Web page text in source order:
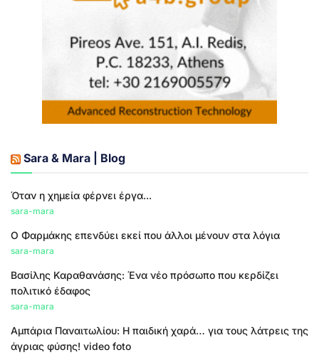
Sara & Mara | Blog
Όταν η χημεία φέρνει έργα...
sara-mara
Ο Φαρμάκης επενδύει εκεί που άλλοι μένουν στα λόγια
sara-mara
Βασίλης Καραθανάσης: Ένα νέο πρόσωπο που κερδίζει
πολιτικό έδαφος
sara-mara
Αμπάρια Παναιτωλίου: Η παιδική χαρά… για τους λάτρεις της
άγριας φύσης! video foto